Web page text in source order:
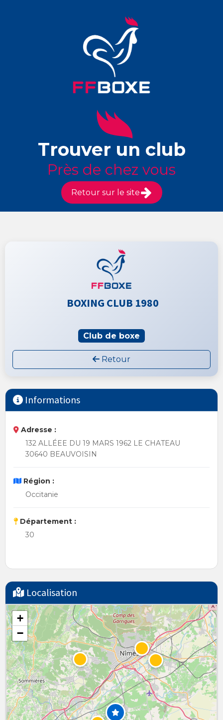
Trouver un club
Près de chez vous
Retour sur le site
BOXING CLUB 1980
Club de boxe
Retour
Informations
Adresse :
132 ALLÉEE DU 19 MARS 1962 LE CHATEAU
30640 BEAUVOISIN
Région :
Occitanie
Département :
30
Localisation
+
−